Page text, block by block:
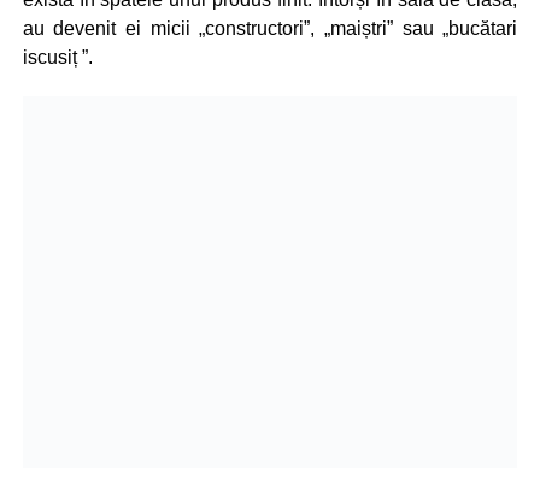
au devenit ei micii „constructori”, „maiștri” sau „bucătari
iscusiț ”.